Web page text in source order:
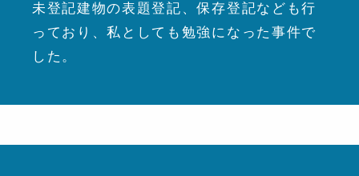
未登記建物の表題登記、保存登記なども行
っており、私としても勉強になった事件で
した。